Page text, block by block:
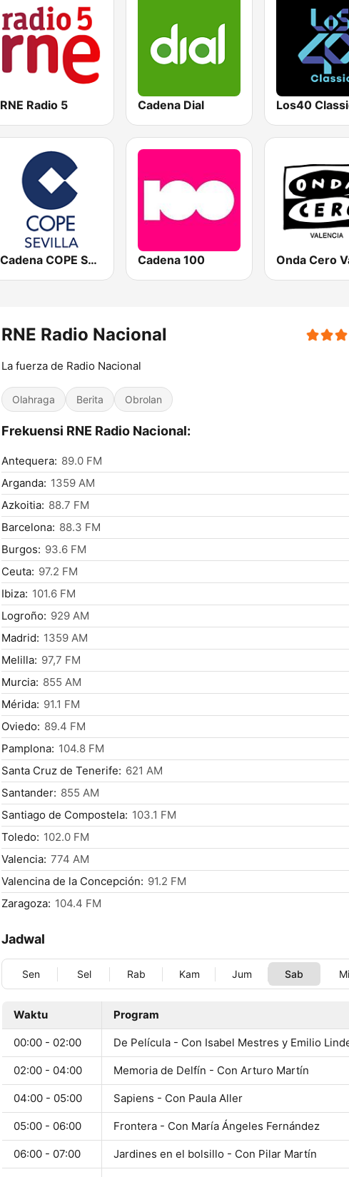
RNE Radio 5 Cadena Dial Los40
Cadena COPE Sevilla Cadena 100
RNE Radio Nacional
La fuerza de Radio Nacional
Olahraga Berita Obrolan
Frekuensi RNE Radio Nacional:
Antequera: 89.0 FM
Arganda: 1359 AM
Azkoitia: 88.7 FM
Barcelona: 88.3 FM
Burgos: 93.6 FM
Ceuta: 97.2 FM
Ibiza: 101.6 FM
Logroño: 929 AM
Madrid: 1359 AM
Melilla: 97,7 FM
Murcia: 855 AM
Mérida: 91.1 FM
Oviedo: 89.4 FM
Pamplona: 104.8 FM
Santa Cruz de Tenerife: 621 AM
Santander: 855 AM
Santiago de Compostela: 103.1 FM
Toledo: 102.0 FM
Valencia: 774 AM
Valencina de la Concepción: 91.2 FM
Zaragoza: 104.4 FM
Jadwal
Sen Sel Rab Kam Jum Sab
Waktu Program
00:00 - 02:00 De Película - Con Isabel Mestres y Emilio
02:00 - 04:00 Memoria de Delfín - Con Arturo Martín
04:00 - 05:00 Sapiens - Con Paula Aller
05:00 - 06:00 Frontera - Con María Ángeles Fernández
06:00 - 07:00 Jardines en el bolsillo - Con Pilar Martín